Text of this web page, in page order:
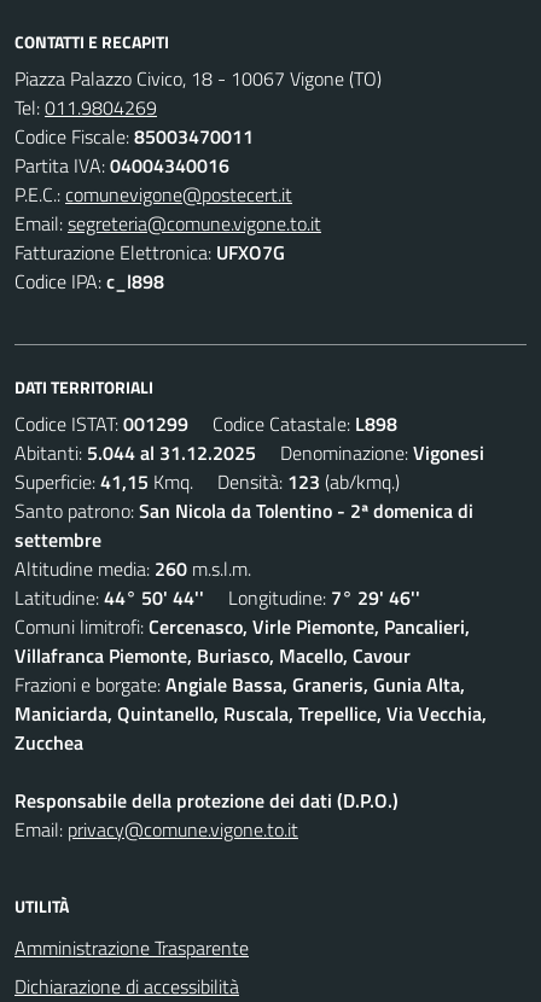
CONTATTI E RECAPITI
Piazza Palazzo Civico, 18 - 10067 Vigone (TO)
Tel:011.9804269
Codice Fiscale:85003470011
Partita IVA:04004340016
P.E.C.:comunevigone@postecert.it
Email:segreteria@comune.vigone.to.it
Fatturazione Elettronica: UFXO7G
Codice IPA:c_l898
DATI TERRITORIALI
Codice ISTAT:001299 Codice Catastale: L898
Abitanti: 5.044 al 31.12.2025 Denominazione:Vigonesi
Superficie:41,15 Kmq. Densità: 123 (ab/kmq.)
Santo patrono:San Nicola da Tolentino - 2ª domenica di
settembre
Altitudine media: 260 m.s.l.m.
Latitudine:44° 50' 44'' Longitudine: 7° 29' 46''
Comuni limitrofi:Cercenasco, Virle Piemonte, Pancalieri,
Villafranca Piemonte, Buriasco, Macello, Cavour
Frazioni e borgate:Angiale Bassa, Graneris, Gunia Alta,
Maniciarda, Quintanello, Ruscala, Trepellice, Via Vecchia,
Zucchea
Responsabile della protezione dei dati (D.P.O.)
Email: privacy@comune.vigone.to.it
UTILITÀ
Amministrazione Trasparente
Dichiarazione di accessibilità